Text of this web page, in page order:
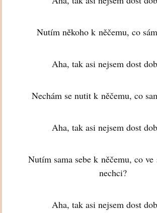
Nutím někoho k něčemu, co
Aha, tak asi nejsem dost
Nechám se nutit k něčemu, co
Aha, tak asi nejsem dost
Nutím sama sebe k něčemu, co ve
nechci?
Aha, tak asi nejsem dost